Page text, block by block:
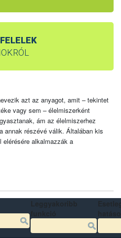
azt az anyagot, amit – tekintet
vagy sem – élelmiszerként
ám az élelmiszerhez
annak részévé válik. Általában kis
elérésére alkalmazzák a